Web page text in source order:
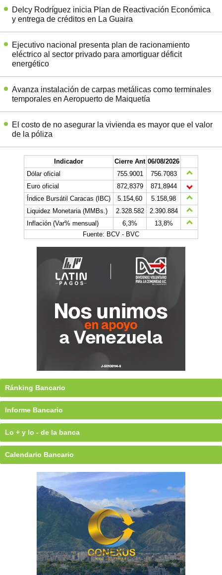
Delcy Rodríguez inicia Plan de Reactivación Económica
y entrega de créditos en La Guaira
Ejecutivo nacional presenta plan de racionamiento
eléctrico al sector privado para amortiguar déficit
energético
Avanza instalación de carpas metálicas como terminales
temporales en Aeropuerto de Maiquetía
El costo de no asegurar la vivienda es mayor que el valor
de la póliza
Indicador Cierre Ant 06/08/2026
Dólar oficial
755.9001
756.7083
Euro oficial
872,8379
871,8944
Índice Bursátil Caracas (IBC)
5.154,60
5.158,98
Liquidez Monetaria (MMBs.)
2.328.582
2.390.884
Inflación (Var% mensual)
6,3%
13,8%
Fuente: BCV - BVC
Ránking Bancario
Informe Bancario
Lo + y lo - de la banca
Calendario Bancario